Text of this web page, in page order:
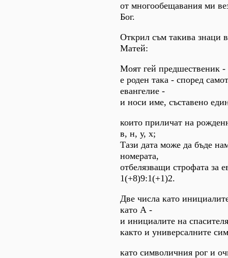
от многообещавания ми
Бог.
Открил съм такива знаци
Матей:
Моят гей предшественик -
е роден така - според
евангелие -
и носи име, съставено
които приличат на
в, н, у, х;
Тази дата може да бъде
номерата,
отбелязващи строфата за
1(+8)9:1(+1)2.
Две числа като
като А -
и инициалите на
както и универсалните
като символичния рог и